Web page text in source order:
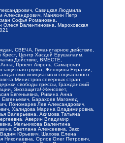
Савицкая Людмила
Александрович, Маняхин Петр
Софья Романовна,
Олеся Валентиновна, Мароховская
СВЕЧА, Гуманитарное действие,
Крест, Центр Хасдей Ерушалаим,
Действие, ВМЕСТЕ,
Проект Апрель, Самарская
группа, Женщины Евразии,
инициатив и социального
Министров северных стран,
свободы прессы, Гражданский
Экозащита!-Женсовет,
Евгеньевна, Ривина Анна
Барахоев Магомед
Пономарев Лев Александрович,
Халидова Марина Владимировна,
Валерьевна, Акимова Татьяна
Аверин Владимир
Мельникова Валентина
Светлана Алексеевна, Закс
Вадим Юрьевич, Шахова Елена
Николаевна, Орлов Олег Петрович,